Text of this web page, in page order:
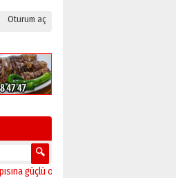
Oturum aç
onay 12:04